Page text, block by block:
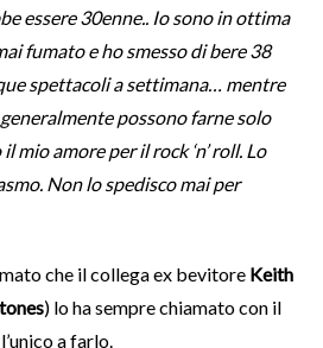
essere 30enne.. Io sono in ottima
fumato e ho smesso di bere 38
spettacoli a settimana… mentre
possono farne solo
mio amore per il rock ‘n’ roll. Lo
Non lo spedisco mai per
che il collega ex bevitore Keith
) lo ha sempre chiamato con il
a farlo.